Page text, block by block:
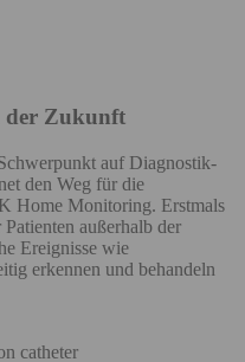
der Zukunft
auf Diagnostik-
den Weg für die
Home Monitoring. Erstmals
außerhalb der
Ereignisse wie
erkennen und behandeln